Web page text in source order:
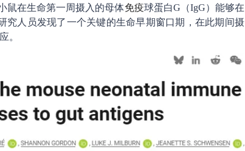
鼠在生命第一周摄入的母体免疫球蛋白G（IgG）能够在
究人员发现了一个关键的生命早期窗口期，在此期间摄
。